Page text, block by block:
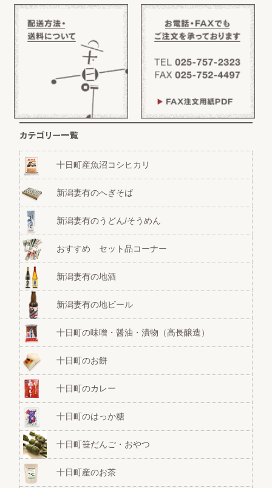
十日町産魚沼コシヒカリ
新潟妻有のへぎそば
新潟妻有のうどん/そうめん
おすすめ セット品コーナー
新潟妻有の地酒
新潟妻有の地ビール
十日町の味噌・醤油・漬物（高長醸造）
十日町のお餅
十日町のカレー
十日町のはっか糖
十日町笹だんご・おやつ
十日町産のお茶